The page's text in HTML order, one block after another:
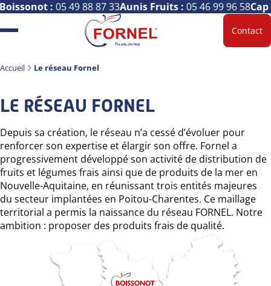
: 05 49 88 87 33Aunis Fruits : 05 46 99 96 58
Contact
Accueil Le réseau Fornel
LE RÉSEAU FORNEL
Depuis sa création, le réseau n’a cessé d’évoluer pour
renforcer son expertise et élargir son offre. Fornel a
progressivement développé son activité de distribution de
fruits et légumes frais ainsi que de produits de la mer en
Nouvelle-Aquitaine, en réunissant trois entités majeures
du secteur implantées en Poitou-Charentes. Ce maillage
territorial a permis la naissance du réseau FORNEL. Notre
ambition : proposer des produits frais de qualité.